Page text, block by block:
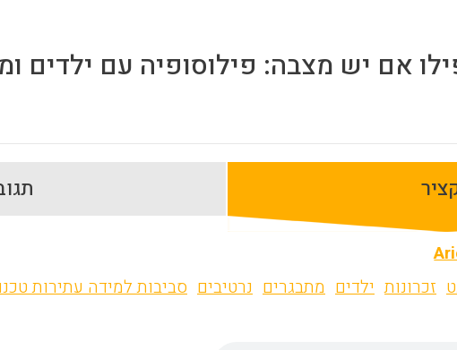
אם יש מצבה: פילוסופיה עם ילדים
זכרונות ילדים מתבגרים נרטיבים סביבות למידה עתירות